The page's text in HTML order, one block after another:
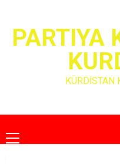
contentPARTIYA
KÜRDİSTAN
Primary
Menu